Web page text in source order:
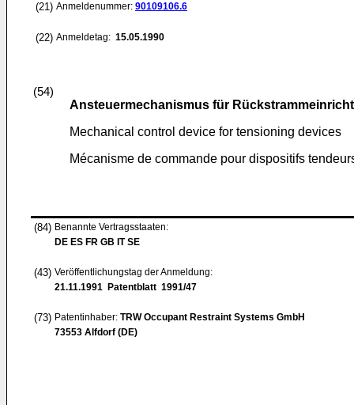
(21) Anmeldenummer: 90109106.6
(22) Anmeldetag: 15.05.1990
(54)
Ansteuermechanismus für
Mechanical control device for tensioning devices
Mécanisme de commande pour dispositifs
(84) Benannte Vertragsstaaten:
DE ES FR GB IT SE
(43) Veröffentlichungstag der Anmeldung:
21.11.1991 Patentblatt 1991/47
(73) Patentinhaber: TRW Occupant Restraint Systems GmbH
73553 Alfdorf (DE)